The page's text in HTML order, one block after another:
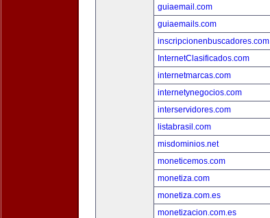
guiaemail.com
guiaemails.com
inscripcionenbuscadores.com
InternetClasificados.com
internetmarcas.com
internetynegocios.com
interservidores.com
listabrasil.com
misdominios.net
moneticemos.com
monetiza.com
monetiza.com.es
monetizacion.com.es